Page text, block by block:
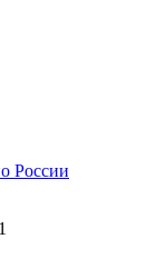
России